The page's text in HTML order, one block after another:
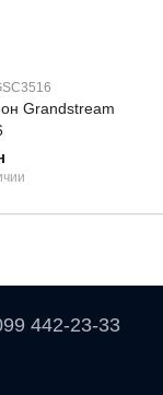
Grandstream
442-23-33